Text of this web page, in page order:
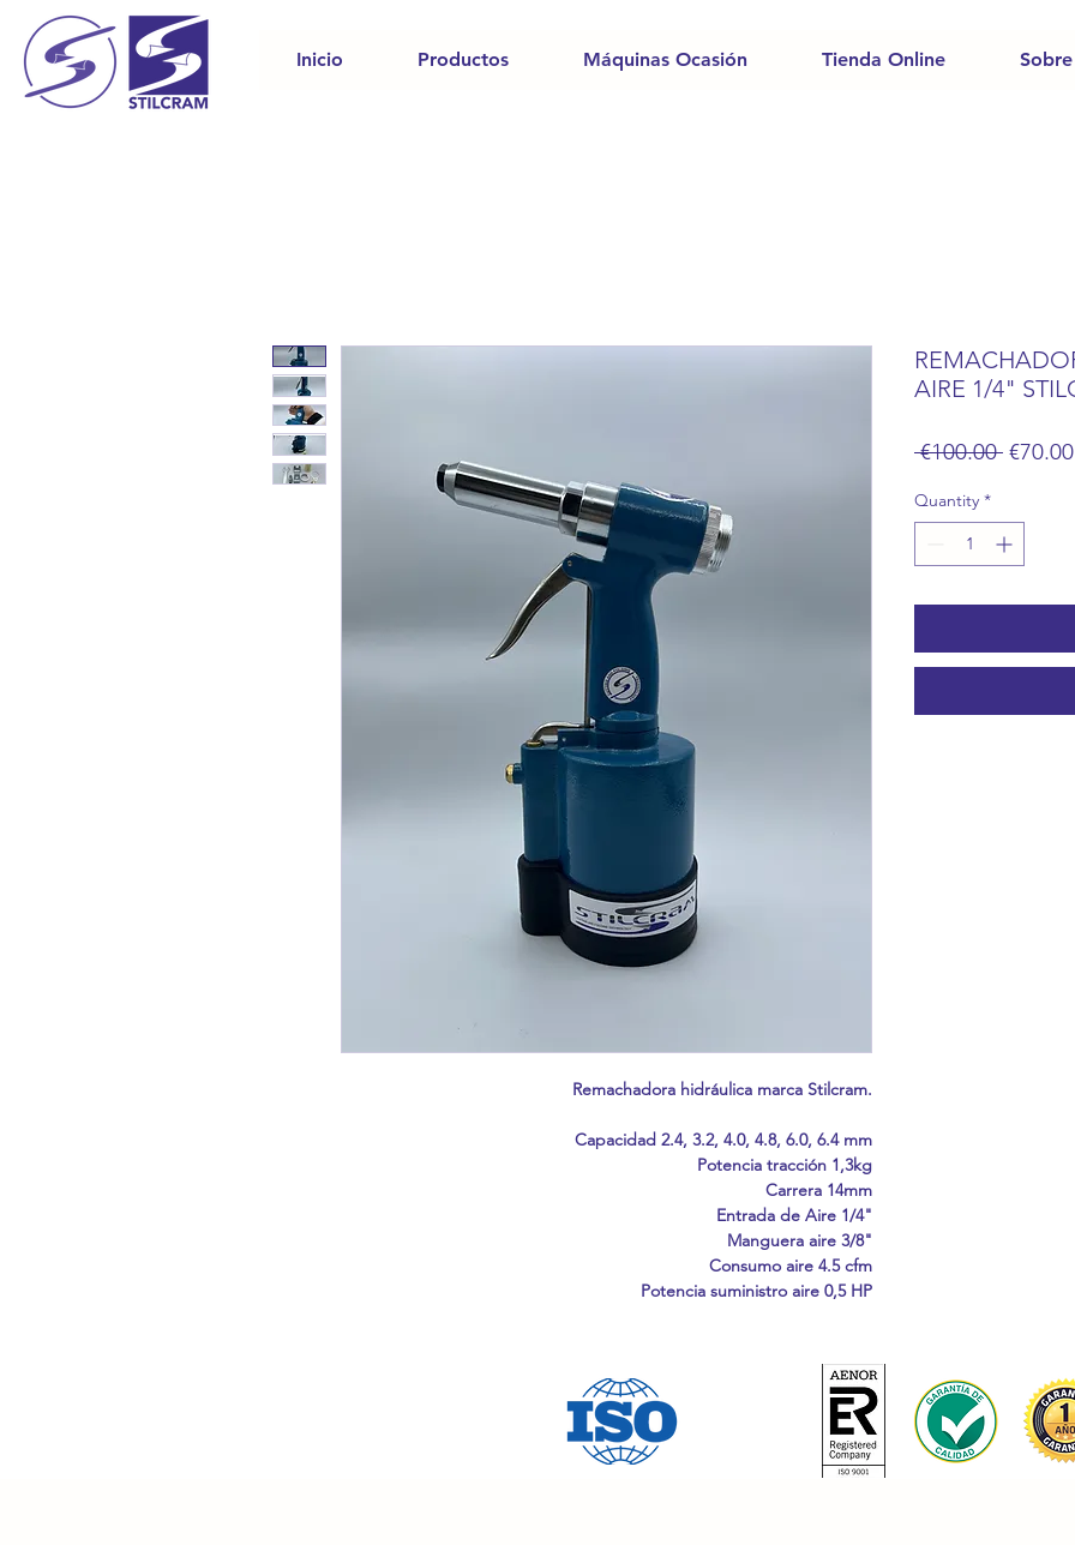
Inicio Productos Máquinas Ocasión Tienda Online
Remachadora hidráulica marca Stilcram.
Capacidad 2.4, 3.2, 4.0, 4.8, 6.0, 6.4 mm
Potencia tracción 1,3kg
Carrera 14mm
Entrada de Aire 1/4"
Manguera aire 3/8"
Consumo aire 4.5 cfm
Potencia suministro aire 0,5 HP
AIRE 1/4"
€100.00 Regular
€70.00
Quantity *